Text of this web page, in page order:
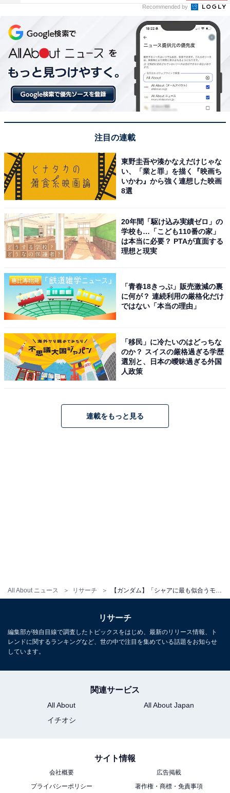
All About ニュース リサーチ
うというか、最初の登場でイメージが確定してしまっ
た。撃墜された記憶もないし、あれは良い機体」（50代
男性／秋田県）という声が上がっています。
※回答者のコメントは原文ママです
この記事の執筆者：田辺 紫 プロフィール
月、第3回かながわ検定 横浜ライセンス1級取得。「横浜
ウォッチャー」として、ブログ、SNSを運営。
次ページ
6位までの全ランキング結果を見
こちらもおすすめ
【機動戦士ガンダム】「アムロに最も似合うモ
Recommended by
注目の連載
東野圭吾や湊かなえだけじゃな
い、「業と罪」を描く『映画ち
いかわ』から強く連想した映画
8選
20年間「駆け込み実績ゼロ」の
学校も…「こども110番の家」
は本当に必要？ PTAが直面する
理想と現実
「青春18きっぷ」販売激減の裏
に何が？ 連続利用の厳格化だけ
ではない「本当の理由」
「移民」に冷たいのはどっちな
のか？ スイスの厳格過ぎる学歴
選別と、日本の曖昧過ぎる外国
人政策
連載をもっと見る
リサーチ
編集部が独自目線で調査したトピックスをはじめ、最新のリリース情報、ト
レンドに関するランキングなど、世の中で注目を集めている話題をお知らせ
しています。
関連サービス
All About
All About Japan
イチオシ
サイト情報
会社概要
広告掲載
プライバシーポリシー
著作権・商標・免責事項